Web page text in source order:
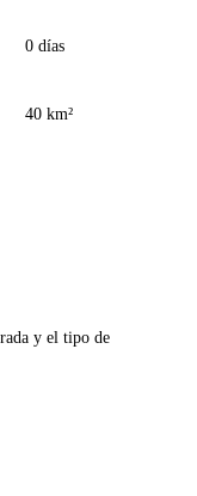
0 días
40 km²
y el tipo de